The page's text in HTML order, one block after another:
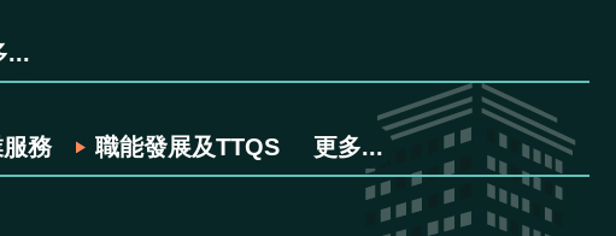
...
務 職能發展及TTQS 更多...